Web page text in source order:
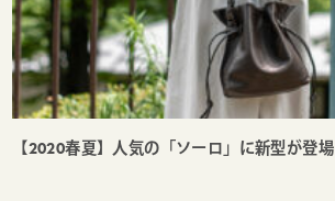
【2020春夏】人気の「ソーロ」に新型が登場